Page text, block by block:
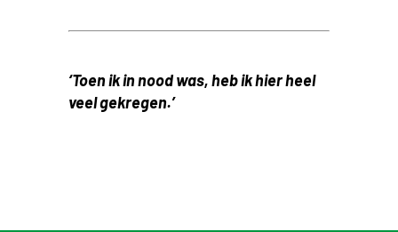
‘Toen ik in nood was, heb ik hier heel
veel gekregen.’